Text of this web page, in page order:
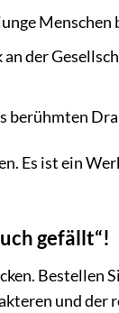
Menschen
der
berühmten
Es ist ein
gefällt“!
Bestellen
und